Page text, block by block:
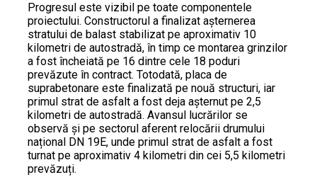
Progresul este vizibil pe toate componentele
proiectului. Constructorul a finalizat așternerea
stratului de balast stabilizat pe aproximativ 10
kilometri de autostradă, în timp ce montarea grinzilor
a fost încheiată pe 16 dintre cele 18 poduri
prevăzute în contract. Totodată, placa de
suprabetonare este finalizată pe nouă structuri, iar
primul strat de asfalt a fost deja așternut pe 2,5
kilometri de autostradă. Avansul lucrărilor se
observă și pe sectorul aferent relocării drumului
național DN 19E, unde primul strat de asfalt a fost
turnat pe aproximativ 4 kilometri din cei 5,5 kilometri
prevăzuți.